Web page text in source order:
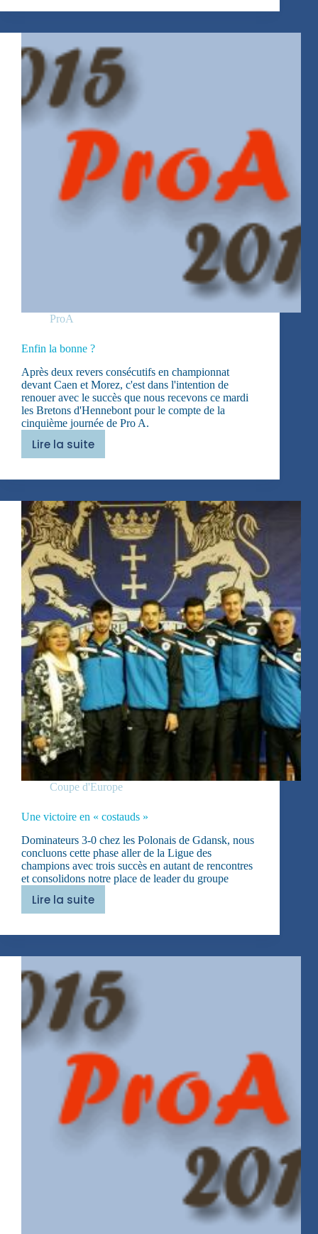
déclic…
ProA
Enfin la bonne ?
Après deux revers consécutifs en championnat
devant Caen et Morez, c'est dans l'intention de
renouer avec le succès que nous recevons ce mardi
les Bretons d'Hennebont pour le compte de la
cinquième journée de Pro A.
Lire la suite
Enfin
bonne
?
Coupe d'Europe
Une victoire en « costauds »
Dominateurs 3-0 chez les Polonais de Gdansk, nous
concluons cette phase aller de la Ligue des
champions avec trois succès en autant de rencontres
et consolidons notre place de leader du groupe
Lire la suite
Une
en
« costauds »